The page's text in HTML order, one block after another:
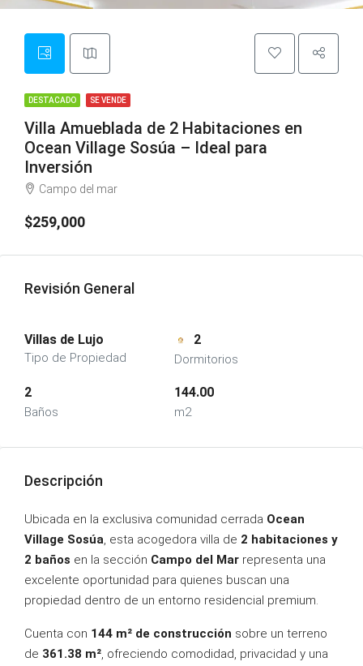
DESTACADO SE VENDE
Villa Amueblada de 2 Habitaciones en
Ocean Village Sosúa – Ideal para
Inversión
Campo del mar
$259,000
Revisión General
Villas de Lujo
Tipo de Propiedad
2
Dormitorios
2
Baños
144.00
m2
Descripción
Ubicada en la exclusiva comunidad cerrada Ocean
Village Sosúa, esta acogedora villa de 2 habitaciones y
2 baños en la sección Campo del Mar representa una
excelente oportunidad para quienes buscan una
propiedad dentro de un entorno residencial premium.
Cuenta con 144 m² de construcción sobre un terreno
de 361.38 m², ofreciendo comodidad, privacidad y una